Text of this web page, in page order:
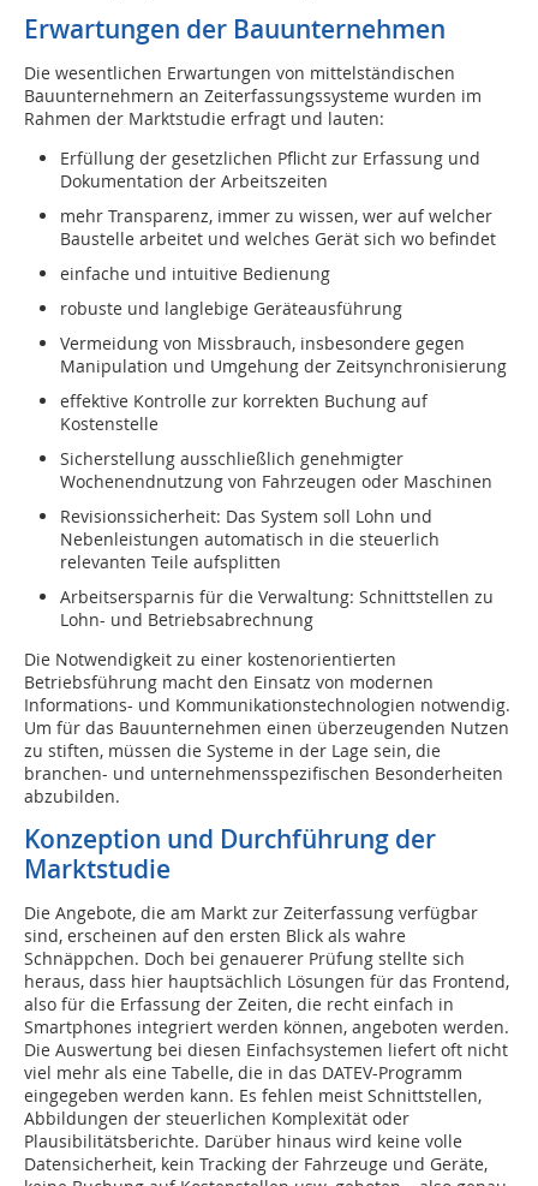
Erwartungen der Bauunternehmen
Die wesentlichen Erwartungen von mittelständischen
Bauunternehmern an Zeiterfassungssysteme wurden im
Rahmen der Marktstudie erfragt und lauten:
Erfüllung der gesetzlichen Pflicht zur Erfassung und
Dokumentation der Arbeitszeiten
mehr Transparenz, immer zu wissen, wer auf welcher
Baustelle arbeitet und welches Gerät sich wo befindet
einfache und intuitive Bedienung
robuste und langlebige Geräteausführung
Vermeidung von Missbrauch, insbesondere gegen
Manipulation und Umgehung der Zeitsynchronisierung
effektive Kontrolle zur korrekten Buchung auf
Kostenstelle
Sicherstellung ausschließlich genehmigter
Wochenendnutzung von Fahrzeugen oder Maschinen
Revisionssicherheit: Das System soll Lohn und
Nebenleistungen automatisch in die steuerlich
relevanten Teile aufsplitten
Arbeitsersparnis für die Verwaltung: Schnittstellen zu
Lohn- und Betriebsabrechnung
Die Notwendigkeit zu einer kostenorientierten
Betriebsführung macht den Einsatz von modernen
Informations- und Kommunikationstechnologien notwendig.
Um für das Bauunternehmen einen überzeugenden Nutzen
zu stiften, müssen die Systeme in der Lage sein, die
branchen- und unternehmensspezifischen Besonderheiten
abzubilden.
Konzeption und Durchführung der
Marktstudie
Die Angebote, die am Markt zur Zeiterfassung verfügbar
sind, erscheinen auf den ersten Blick als wahre
Schnäppchen. Doch bei genauerer Prüfung stellte sich
heraus, dass hier hauptsächlich Lösungen für das Frontend,
also für die Erfassung der Zeiten, die recht einfach in
Smartphones integriert werden können, angeboten werden.
Die Auswertung bei diesen Einfachsystemen liefert oft nicht
viel mehr als eine Tabelle, die in das DATEV-Programm
eingegeben werden kann. Es fehlen meist Schnittstellen,
Abbildungen der steuerlichen Komplexität oder
Plausibilitätsberichte. Darüber hinaus wird keine volle
Datensicherheit, kein Tracking der Fahrzeuge und Geräte,